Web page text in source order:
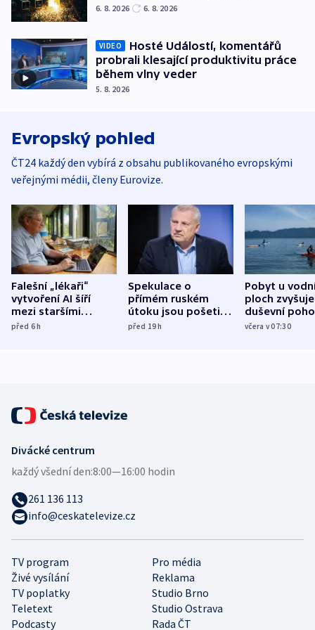
6. 8. 2026 6. 8. 2026
VIDEO
Hosté Událostí, komentářů
probrali klesající produktivitu práce
během vlny veder
5. 8. 2026
Evropský pohled
ČT24 každý den vybírá z obsahu publikovaného evropskými
veřejnými médii, členy Eurovize.
Falešní „lékaři“
vytvoření AI šíří
mezi staršími
Poláky nebezpečné
před 6h
Spekulace o
přímém ruském
útoku jsou pošetilé,
míní estonský
před 19h
Pobyt u
ploch zvyšuje
duševní
ukázala
včera v 07:30
TV program
Pro média
Živé vysílání
Reklama
TV poplatky
Studio Brno
Teletext
Studio Ostrava
Podcasty
Rada ČT
Divácké centrum
každý všední den:8:00—16:00 hodin
261 136 113
info@ceskatelevize.cz